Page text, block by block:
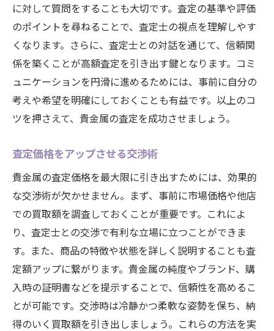
に対して質問をすることも大切です。査定の基準や評価
のポイントを尋ねることで、査定士の視点を理解しやす
くなります。さらに、査定士との対話を通じて、信頼関
係を築くことが高額査定を引き出す鍵となります。コミ
ュニケーションを円滑に進めるためには、事前に自分の
考えや希望を明確にしておくことも有益です。以上のコ
ツを押さえて、貴金属の査定を成功させましょう。
査定価格をアップさせる交渉術
貴金属の査定価格を最大限に引き出すためには、効果的
な交渉術が欠かせません。まず、事前に市場価格や他店
での買取額を調査しておくことが重要です。これによ
り、査定士との交渉で有利な立場に立つことができま
す。また、商品の特徴や状態を詳しく説明することも査
定額アップに繋がります。貴金属の純度やブランド、購
入時の証明書などを提示することで、信頼性を高めるこ
とが可能です。交渉時は冷静かつ柔軟な姿勢を保ち、納
得のいく買取額を引き出しましょう。これらの方法を実